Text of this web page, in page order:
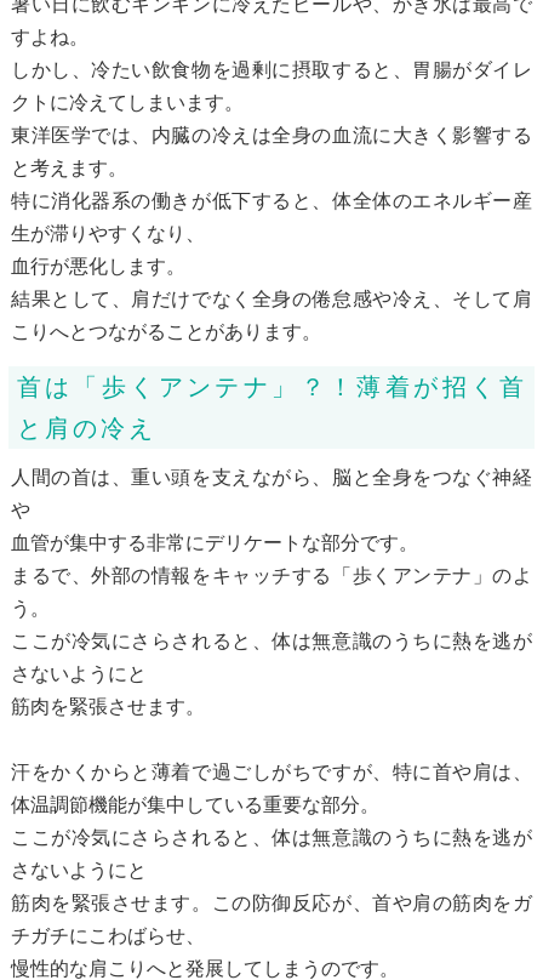
暑い日に飲むキンキンに冷えたビールや、かき氷は最高で
すよね。
しかし、冷たい飲食物を過剰に摂取すると、胃腸がダイレ
クトに冷えてしまいます。
東洋医学では、内臓の冷えは全身の血流に大きく影響する
と考えます。
特に消化器系の働きが低下すると、体全体のエネルギー産
生が滞りやすくなり、
血行が悪化します。
結果として、肩だけでなく全身の倦怠感や冷え、そして肩
こりへとつながることがあります。
首は「歩くアンテナ」？！薄着が招く首
と肩の冷え
人間の首は、重い頭を支えながら、脳と全身をつなぐ神経
や
血管が集中する非常にデリケートな部分です。
まるで、外部の情報をキャッチする「歩くアンテナ」のよ
う。
ここが冷気にさらされると、体は無意識のうちに熱を逃が
さないようにと
筋肉を緊張させます。
汗をかくからと薄着で過ごしがちですが、特に首や肩は、
体温調節機能が集中している重要な部分。
ここが冷気にさらされると、体は無意識のうちに熱を逃が
さないようにと
筋肉を緊張させます。この防御反応が、首や肩の筋肉をガ
チガチにこわばらせ、
慢性的な肩こりへと発展してしまうのです。